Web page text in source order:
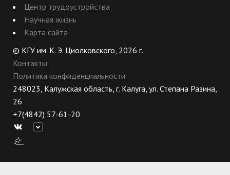
Центр трудоустройства
Научная жизнь
Карта сайта
© КГУ им. К. Э. Циолковского, 2026 г.
Контакты
Политика конфиденциальности
248023, Калужская область, г. Калуга, ул. Степана Разина,
26
+7(4842) 57-61-20